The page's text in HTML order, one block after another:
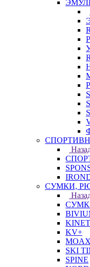
СУМКИ,
KV+
MOAX
SKI
SPINE